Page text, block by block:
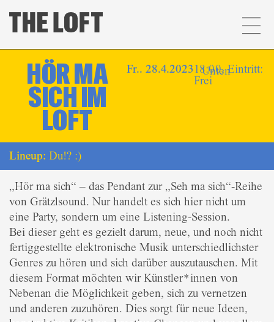
HÖR MA
SICH IM
LOFT
Fr.. 28.4.202318:00, Eintritt:
Frei
Unten
Lineup: Du!? :)
„Hör ma sich“ – das Pendant zur „Seh ma sich“-Reihe
von Grätzlsound. Nur handelt es sich hier nicht um
eine Party, sondern um eine Listening-Session.
Bei dieser geht es gezielt darum, neue, und noch nicht
fertiggestellte elektronische Musik unterschiedlichster
Genres zu hören und sich darüber auszutauschen. Mit
diesem Format möchten wir Künstler*innen von
Nebenan die Möglichkeit geben, sich zu vernetzen
und anderen zuzuhören. Dies sorgt für neue Ideen,